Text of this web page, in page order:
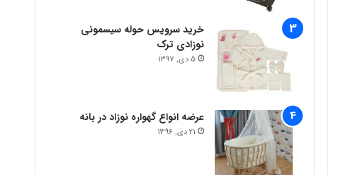
خرید سرویس حوله سیسمونی
نوزادی ترک
5 دی, 1397
عرضه انواع گهواره نوزاد در بانه
21 دی, 1396